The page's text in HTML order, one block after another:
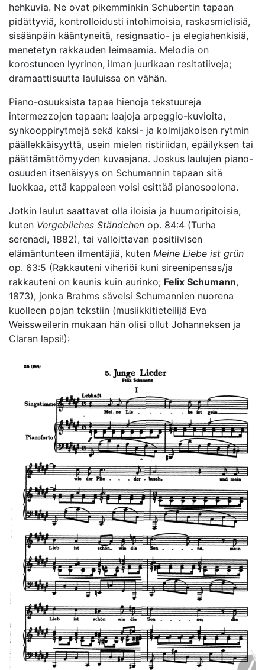
hehkuvia. Ne ovat pikemminkin Schubertin tapaan
pidättyviä, kontrolloidusti intohimoisia, raskasmielisiä,
sisäänpäin kääntyneitä, resignaatio- ja elegiahenkisiä,
menetetyn rakkauden leimaamia. Melodia on
korostuneen lyyrinen, ilman juurikaan resitatiiveja;
dramaattisuutta lauluissa on vähän.
Piano-osuuksista tapaa hienoja tekstuureja
intermezzojen tapaan: laajoja arpeggio-kuvioita,
synkooppirytmejä sekä kaksi- ja kolmijakoisen rytmin
päällekkäisyyttä, usein mielen ristiriidan, epäilyksen tai
päättämättömyyden kuvaajana. Joskus laulujen piano-
osuuden itsenäisyys on Schumannin tapaan sitä
luokkaa, että kappaleen voisi esittää pianosoolona.
Jotkin laulut saattavat olla iloisia ja huumoripitoisia,
kuten Vergebliches Ständchen op. 84:4 (Turha
serenadi, 1882), tai valloittavan positiivisen
elämäntunteen ilmentäjiä, kuten Meine Liebe ist grün
op. 63:5 (Rakkauteni viheriöi kuni sireenipensas/ja
rakkauteni on kaunis kuin aurinko; Felix Schumann,
1873), jonka Brahms sävelsi Schumannien nuorena
kuolleen pojan tekstiin (musiikkitieteilijä Eva
Weissweilerin mukaan hän olisi ollut Johanneksen ja
Claran lapsi!):